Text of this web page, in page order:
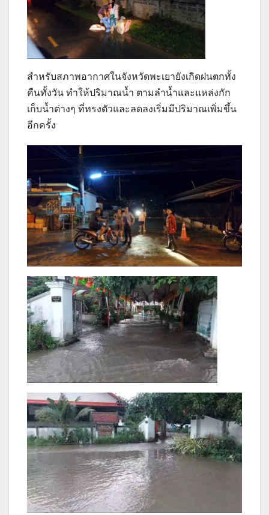
สำหรับสภาพอากาศในจังหวัดพะเยายังเกิดฝนตกทั้ง
คืนทั้งวัน ทำให้ปริมาณน้ำ ตามลำน้ำและแหล่งกัก
เก็บน้ำต่างๆ ที่ทรงตัวและลดลงเริ่มมีปริมาณเพิ่มขึ้น
อีกครั้ง